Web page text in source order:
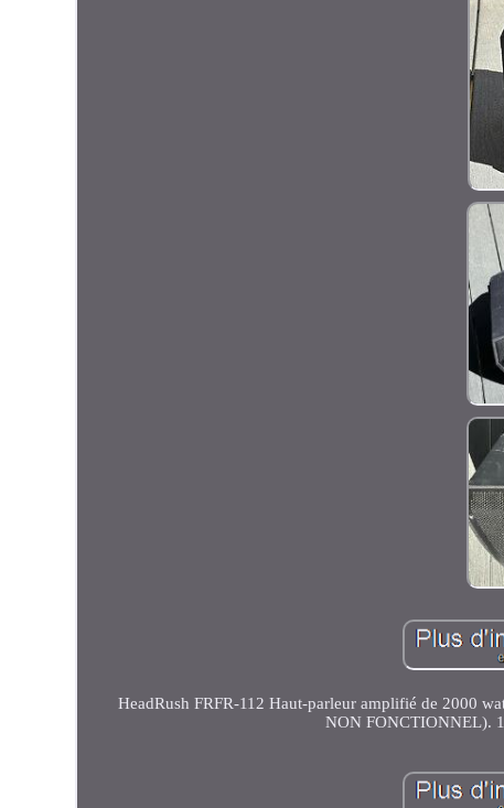
HeadRush FRFR-112 Haut-parleur amplifié de 2000
NON FONCTIONNEL).